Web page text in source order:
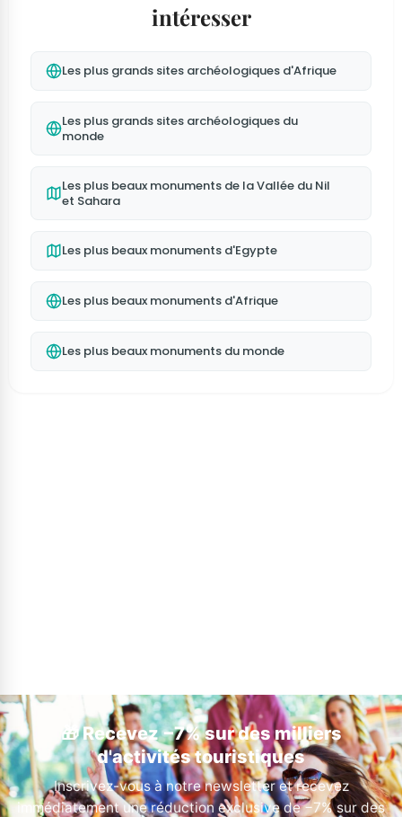
intéresser
Les plus grands sites archéologiques d'Afrique
Les plus grands sites archéologiques du
monde
Les plus beaux monuments de la Vallée du Nil
et Sahara
Les plus beaux monuments d'Egypte
Les plus beaux monuments d'Afrique
Les plus beaux monuments du monde
🎁 Recevez −7% sur des milliers
d'activités touristiques
Inscrivez-vous à notre newsletter et recevez
immédiatement une réduction exclusive de −7% sur des